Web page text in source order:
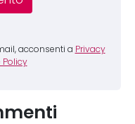
acconsenti a Privacy
Policy